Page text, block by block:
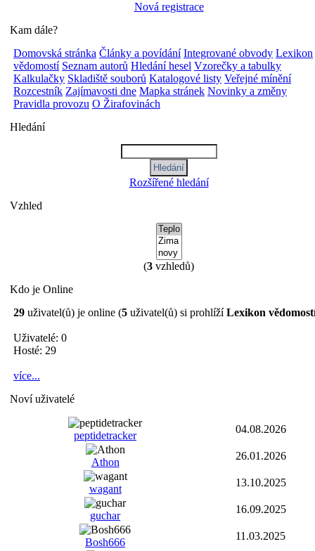
Nová registrace
Kam dále?
Domovská stránka Články a povídání Integrované obvody Lexikon
vědomostí Seznam autorů Hledání hesel Vzorečky a tabulky
Kalkulačky Skladiště souborů Katalogové listy Veřejné mínění
Rozcestník Zajímavosti dne Mapka stránek Novinky a změny
Pravidla provozu O Žirafovinách
Hledání
Rozšířené hledání
Vzhled
(3 vzhledů)
Kdo je Online
29 uživatel(ů) je online (5 uživatel(ů) si prohlížíLexikon
Uživatelé: 0
Hosté: 29
více...
Noví uživatelé
peptidetracker
04.08.2026
Athon
26.01.2026
wagant
13.10.2025
guchar
16.09.2025
Bosh666
11.03.2025